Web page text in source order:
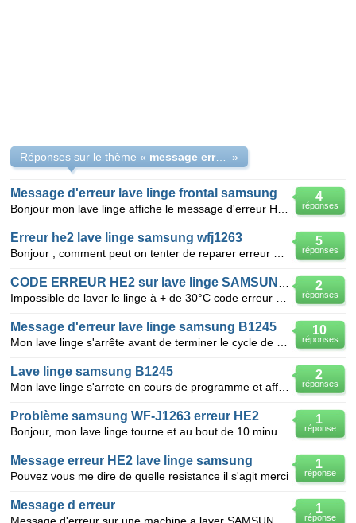
Réponses sur le thème « message erreur HE2 lave-linge Samsung »
4
réponses
Message d'erreur lave linge frontal samsung
5
réponses
Erreur he2 lave linge samsung wfj1263
2
réponses
10
réponses
Message d'erreur lave linge samsung B1245
2
réponses
Lave linge samsung B1245
1
réponse
Problème samsung WF-J1263 erreur HE2
1
réponse
Message erreur HE2 lave linge samsung
Pouvez vous me dire de quelle resistance il s'agit merci
1
réponse
Message d erreur